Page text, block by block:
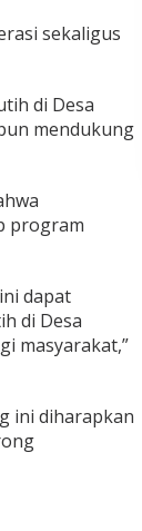
sekaligus
di Desa
mendukung
program
dapat
di Desa
masyarakat,”
ini diharapkan
Panen” Elvy
Manis